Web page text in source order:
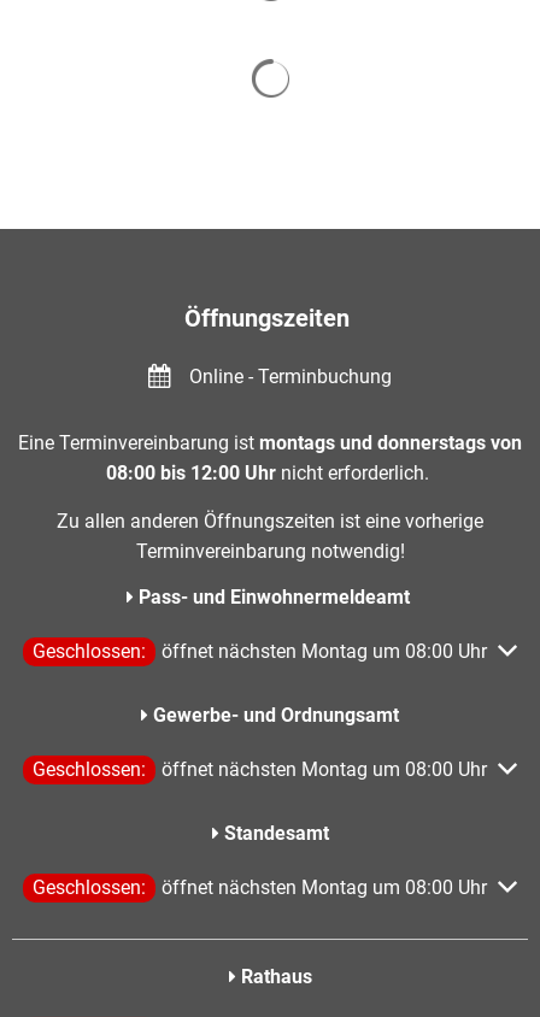
Öffnungszeiten
Online - Terminbuchung
Eine Terminvereinbarung ist montags und donnerstags von
08:00 bis 12:00 Uhr nicht erforderlich.
Zu allen anderen Öffnungszeiten ist eine vorherige
Terminvereinbarung notwendig!
Pass- und Einwohnermeldeamt
Klicken, um weitere Öffnungs- oder Schließzeiten
Geschlossen: öffnet nächsten Montag um 08:00 Uhr
Gewerbe- und Ordnungsamt
Klicken, um weitere Öffnungs- oder Schließzeiten
Geschlossen: öffnet nächsten Montag um 08:00 Uhr
Standesamt
Klicken, um weitere Öffnungs- oder Schließzeiten
Geschlossen: öffnet nächsten Montag um 08:00 Uhr
Rathaus